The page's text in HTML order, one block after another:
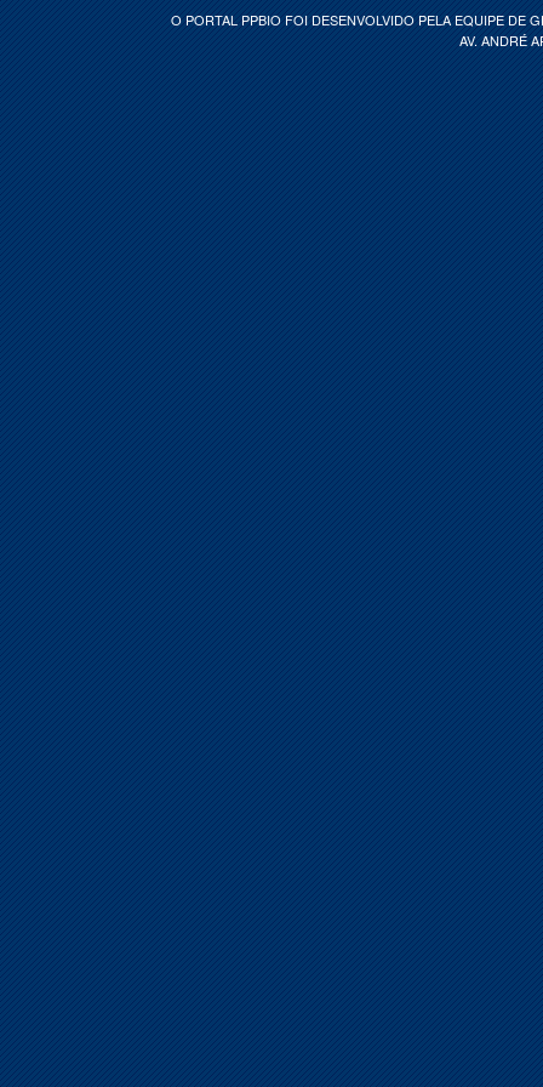
O PORTAL PPBIO FOI DESENVOLVIDO PELA EQUIPE DE
AV. ANDRÉ